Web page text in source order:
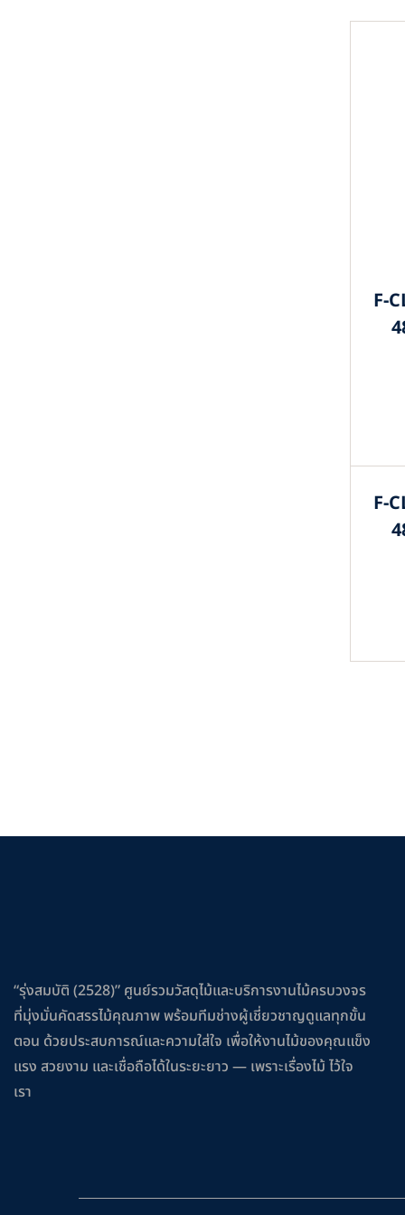
F-
F-
“รุ่งสมบัติ (2528)” ศูนย์รวมวัสดุไม้และบริการงานไม้ครบวงจร
ที่มุ่งมั่นคัดสรรไม้คุณภาพ พร้อมทีมช่างผู้เชี่ยวชาญดูแลทุกขั้น
ตอน ด้วยประสบการณ์และความใส่ใจ เพื่อให้งานไม้ของคุณแข็ง
แรง สวยงาม และเชื่อถือได้ในระยะยาว — เพราะเรื่องไม้ ไว้ใจ
เรา